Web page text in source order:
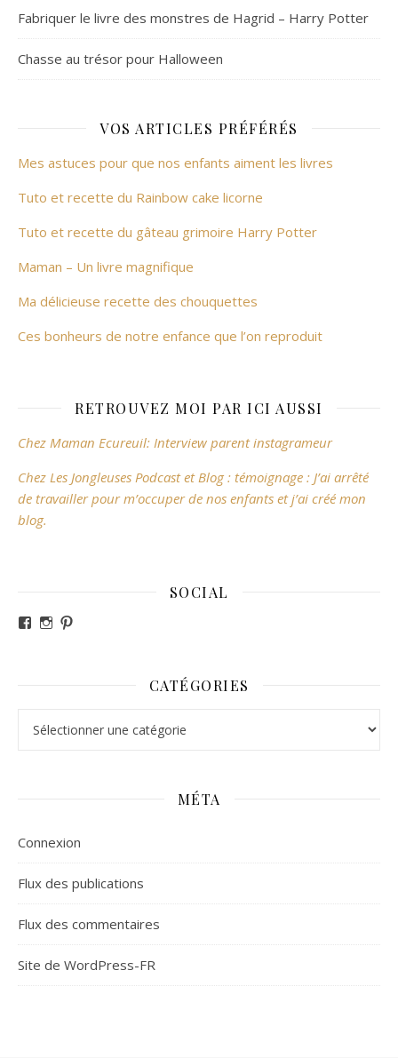
Fabriquer le livre des monstres de Hagrid – Harry Potter
Chasse au trésor pour Halloween
VOS ARTICLES PRÉFÉRÉS
Mes astuces pour que nos enfants aiment les livres
Tuto et recette du Rainbow cake licorne
Tuto et recette du gâteau grimoire Harry Potter
Maman – Un livre magnifique
Ma délicieuse recette des chouquettes
Ces bonheurs de notre enfance que l’on reproduit
RETROUVEZ MOI PAR ICI AUSSI
Chez Maman Ecureuil: Interview parent instagrameur
Chez Les Jongleuses Podcast et Blog : témoignage : J’ai arrêté
de travailler pour m’occuper de nos enfants et j’ai créé mon
blog.
SOCIAL
Voir le profil de revesdefripouilles sur Facebook
Voir le profil de claire_revesdefripouilles sur
CATÉGORIES
MÉTA
Connexion
Flux des publications
Flux des commentaires
Site de WordPress-FR